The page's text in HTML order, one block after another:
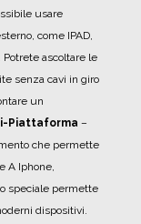
usare
come IPAD,
ascoltare le
senza cavi in giro
un
Piattaforma –
che permette
A Iphone,
speciale permette
dispositivi.